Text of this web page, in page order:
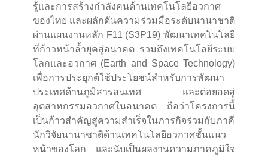
รู้และการสร้างกำลังคนด้านเทคโนโลยีอวกาศ
ของไทย และผลักดันความร่วมมือระดับนานาชาติ
ผ่านแผนงานหลัก F11 (S3P19) พัฒนาเทคโนโลยี
ที่ก้าวหน้าล้ำยุคสู่อนาคต รวมถึงเทคโนโลยีระบบ
โลกและอวกาศ (Earth and Space Technology)
เพื่อการประยุกต์ใช้ประโยชน์สำหรับการพัฒนา
ประเทศด้านภูมิสารสนเทศ และต่อยอดสู่
อุตสาหกรรมอวกาศในอนาคต ถือว่าโครงการนี้
เป็นก้าวสำคัญสู่ความสำเร็จในภารกิจร่วมกับภาคี
นักวิจัยนานาชาติด้านเทคโนโลยีอวกาศชั้นแนว
หน้าของโลก และนับเป็นผลงานความภาคภูมิใจ